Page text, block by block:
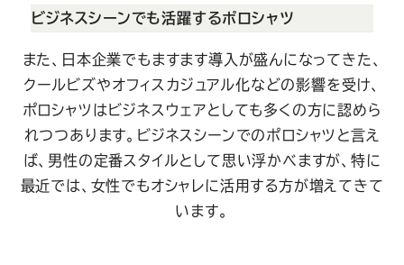
ビジネスシーンでも活躍するポロシャツ
また、日本企業でもますます導入が盛んになってきた、
クールビズやオフィスカジュアル化などの影響を受け、
ポロシャツはビジネスウェアとしても多くの方に認めら
れつつあります。ビジネスシーンでのポロシャツと言え
ば、男性の定番スタイルとして思い浮かべますが、特に
最近では、女性でもオシャレに活用する方が増えてきて
います。